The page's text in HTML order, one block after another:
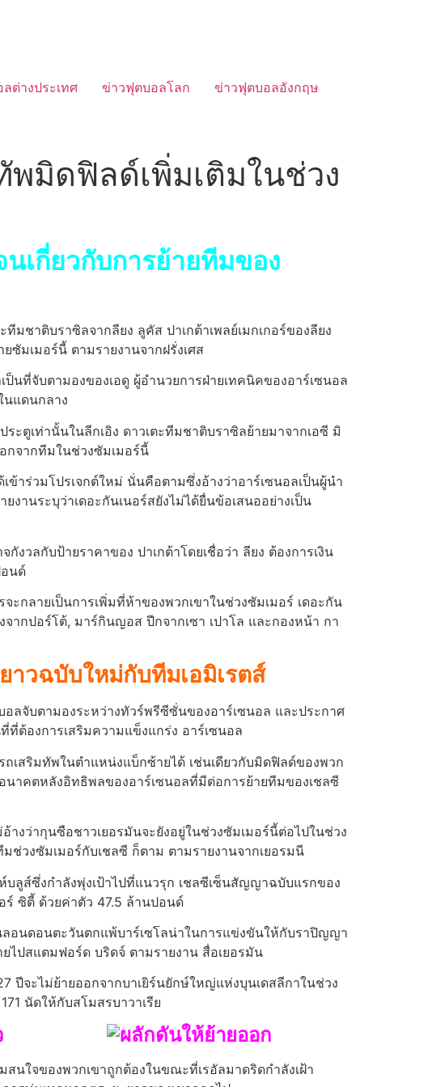
ต่างประเทศ ข่าวฟุตบอลโลก
ข่าวฟุตบอลอังกฤษ
พมิดฟิลด์เพิ่มเติมในช่วง
เกี่ยวกับการย้ายทีมของ
มชาติบราซิลจากลียง ลูคัส ปาเกต้าเพลย์เมกเกอร์ของลียง
ซัมเมอร์นี้ ตามรายงานจากฝรั่งเศส
นที่จับตามองของเอดู ผู้อํานวยการฝ่ายเทคนิคของอาร์เซนอล
นแดนกลาง
ะตูเท่านั้นในลีกเอิง ดาวเตะทีมชาติบราซิลย้ายมาจากเอซี มิ
กจากทีมในช่วงซัมเมอร์นี้
ข้าร่วมโปรเจกต์ใหม่ นั่นคือตามซึ่งอ้างว่าอาร์เซนอลเป็นผู้นํา
านระบุว่าเดอะกันเนอร์สยังไม่ได้ยื่นข้อเสนออย่างเป็น
งวลกับป้ายราคาของ ปาเกต้าโดยเชื่อว่า ลียง ต้องการเงิน
นด์
กลายเป็นการเพิ่มที่ห้าของพวกเขาในช่วงซัมเมอร์ เดอะกัน
ากปอร์โต้, มาร์กินญอส ปีกจากเซา เปาโล และกองหน้า กา
าวฉบับใหม่กับทีมเอมิเรตส์
ลจับตามองระหว่างทัวร์พรีซีซั่นของอาร์เซนอล และประกาศ
ที่ต้องการเสริมความแข็งแกร่ง อาร์เซนอล
เสริมทัพในตําแหน่งแบ็กซ้ายได้ เช่นเดียวกับมิดฟิลด์ของพวก
นาคตหลังอิทธิพลของอาร์เซนอลที่มีต่อการย้ายทีมของเชลซี
างว่ากุนซือชาวเยอรมันจะยังอยู่ในช่วงซัมเมอร์นี้ต่อไปในช่วง
ช่วงซัมเมอร์กับเชลซี ก็ตาม ตามรายงานจากเยอรมนี
บลูส์ซึ่งกําลังพุ่งเป้าไปที่แนวรุก เชลซีเซ็นสัญญาฉบับแรกของ
ร์ ซิตี้ ด้วยค่าตัว 47.5 ล้านปอนด์
ลอนดอนตะวันตกแพ้บาร์เซโลน่าในการแข่งขันให้กับราปิญญา
ไปสแตมฟอร์ด บริดจ์ ตามรายงาน สื่อเยอรมัน
ปีจะไม่ย้ายออกจากบาเยิร์นยักษ์ใหญ่แห่งบุนเดสลีกาในช่วง
นัดให้กับสโมสรบาวาเรีย
นใจของพวกเขาถูกต้องในขณะที่เรอัลมาดริดกําลังเฝ้า